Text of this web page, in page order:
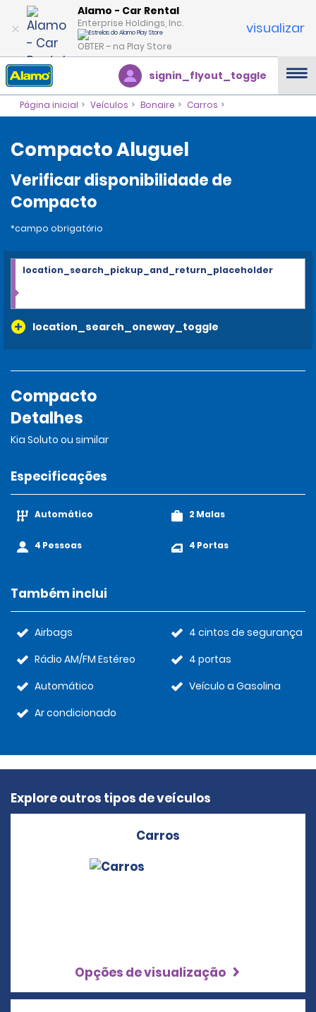
Alamo - Car Rental
Enterprise Holdings, Inc.
OBTER – na Play Store
visualizar
signin_flyout_toggle
Página inicial Veículos Bonaire Carros
Compacto Aluguel
Verificar disponibilidade de
Compacto
*campo obrigatório
location_search_oneway_toggle
location_search_pickup_and_return_placeholder
Compacto
Detalhes
Kia Soluto ou similar
Especificações
Automático
4 Pessoas
2 Malas
4 Portas
Também inclui
Airbags
Rádio AM/FM Estéreo
Automático
Ar condicionado
4 cintos de segurança
4 portas
Veículo a Gasolina
Explore outros tipos de veículos
Carros
Opções de visualização